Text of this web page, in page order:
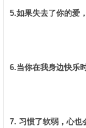
5.如果失去了你的爱
6.当你在我身边快乐
7. 习惯了软弱，心也